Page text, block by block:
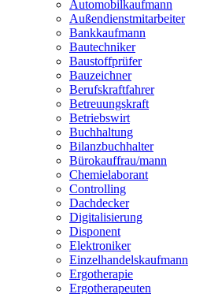
Automobilkaufmann
Außendienstmitarbeiter
Bankkaufmann
Bautechniker
Baustoffprüfer
Bauzeichner
Berufskraftfahrer
Betreuungskraft
Betriebswirt
Buchhaltung
Bilanzbuchhalter
Bürokauffrau/mann
Chemielaborant
Controlling
Dachdecker
Digitalisierung
Disponent
Elektroniker
Einzelhandelskaufmann
Ergotherapie
Ergotherapeuten